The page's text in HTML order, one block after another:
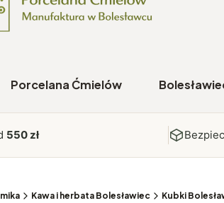
Porcelana Ćmielów
550 zł
Kawa i herbata Bolesławiec Kubki